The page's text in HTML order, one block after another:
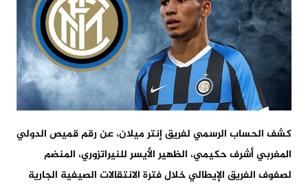
كشف الحساب الرسمي لفريق إنتر ميلان، عن رقم قميص الدولي
المغربي أشرف حكيمي، الظهير الأيسر للنيراتزوري، المنضم
لصفوف الفريق الإيطالي خلال فترة الانتقالات الصيفية الجارية